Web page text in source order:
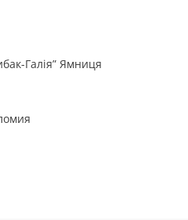
Галія” Ямниця